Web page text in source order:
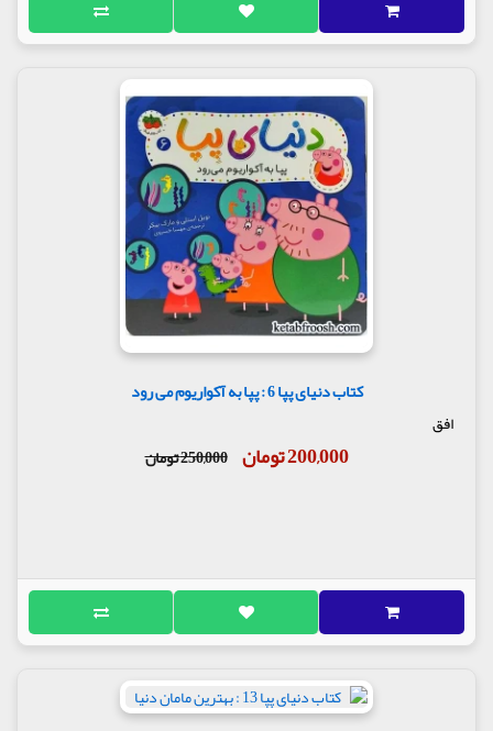
کتاب دنیای پپا 6 : پپا به آکواریوم می رود
افق
200,000 تومان 250,000 تومان